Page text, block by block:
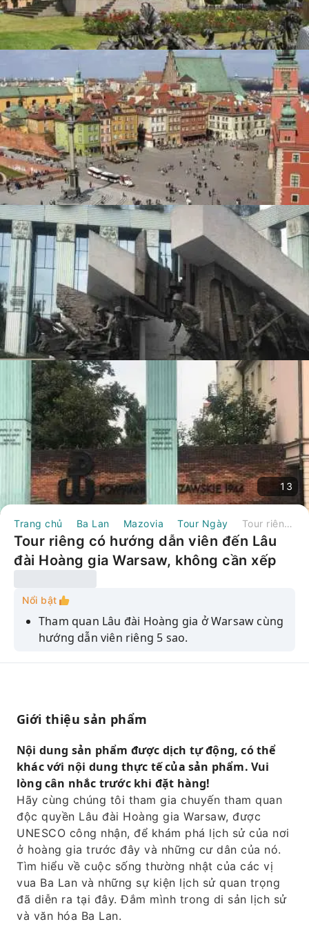
13
Trang chủ Ba Lan Mazovia Tour Ngày Tour riêng có hướng dẫn viên đến Lâu đài Hoàng gia Warsaw, không cần xếp hàng | Ba Lan
Tour riêng có hướng dẫn viên đến Lâu
đài Hoàng gia Warsaw, không cần xếp
Nổi bật
Tham quan Lâu đài Hoàng gia ở Warsaw cùng
hướng dẫn viên riêng 5 sao.
Tiết kiệm thời gian với vé ưu tiên không cần
lịch sử các vị vua Ba Lan.
Warsaw.
Đắm mình trong lịch sử, văn hóa và truyền
thống Ba Lan.
Giới thiệu sản phẩm
Nội dung sản phẩm được dịch tự động, có thể
khác với nội dung thực tế của sản phẩm. Vui
lòng cân nhắc trước khi đặt hàng!
Hãy cùng chúng tôi tham gia chuyến tham quan
độc quyền Lâu đài Hoàng gia Warsaw, được
UNESCO công nhận, để khám phá lịch sử của nơi
ở hoàng gia trước đây và những cư dân của nó.
Tìm hiểu về cuộc sống thường nhật của các vị
vua Ba Lan và những sự kiện lịch sử quan trọng
đã diễn ra tại đây. Đắm mình trong di sản lịch sử
và văn hóa Ba Lan.